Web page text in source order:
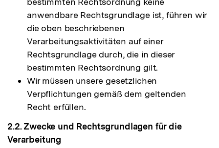
anwendbare Rechtsgrundlage ist, führen wir
die oben beschriebenen
Verarbeitungsaktivitäten auf einer
Rechtsgrundlage durch, die in dieser
bestimmten Rechtsordnung gilt.
Wir müssen unsere gesetzlichen
Verpflichtungen gemäß dem geltenden
Recht erfüllen.
2.2. Zwecke und Rechtsgrundlagen für die
Verarbeitung